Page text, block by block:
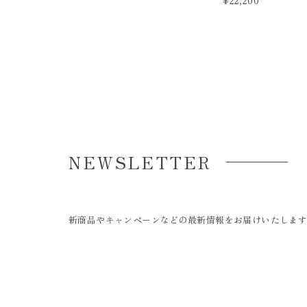
NEWSLETTER
新商品やキャンペーンなどの最新情報をお届けいたしま